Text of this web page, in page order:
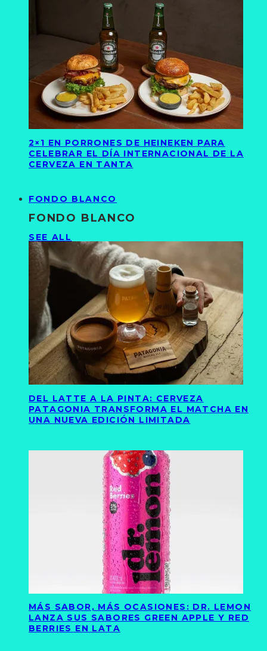
2×1 EN PORRONES DE HEINEKEN PARA
CELEBRAR EL DÍA INTERNACIONAL DE LA
CERVEZA EN TANTA
FONDO BLANCO
FONDO BLANCO
SEE ALL
DEL LATTE A LA PINTA: CERVEZA
PATAGONIA TRANSFORMA EL MATCHA EN
UNA NUEVA EDICIÓN LIMITADA
MÁS SABOR, MÁS OCASIONES: DR. LEMON
LANZA SUS SABORES GREEN APPLE Y RED
BERRIES EN LATA